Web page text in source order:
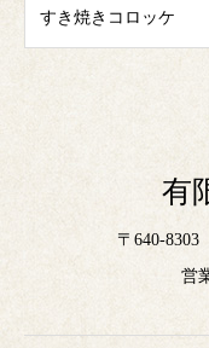
すき焼きコロッケ
有
〒640-
営